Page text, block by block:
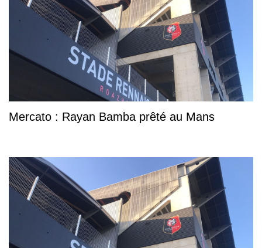
Mercato : Rayan Bamba prêté au Mans